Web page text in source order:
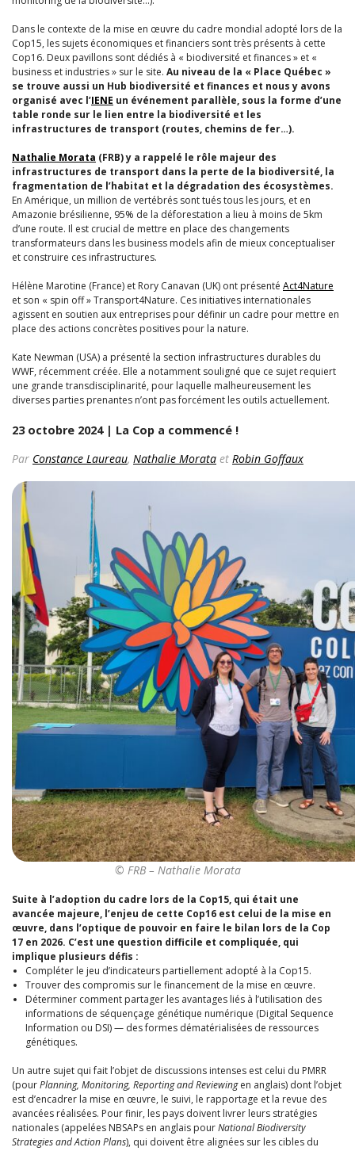
Dans le contexte de la mise en œuvre du cadre mondial adopté lors de la
Cop15, les sujets économiques et financiers sont très présents à cette
Cop16. Deux pavillons sont dédiés à « biodiversité et finances » et «
business et industries » sur le site. Au niveau de la « Place Québec »
se trouve aussi un Hub biodiversité et finances et nous y avons
organisé avec l’IENE un événement parallèle, sous la forme d’une
table ronde sur le lien entre la biodiversité et les
infrastructures de transport (routes, chemins de fer…).
Nathalie Morata (FRB) y a rappelé le rôle majeur des
infrastructures de transport dans la perte de la biodiversité, la
fragmentation de l’habitat et la dégradation des écosystèmes.
En Amérique, un million de vertébrés sont tués tous les jours, et en
Amazonie brésilienne, 95% de la déforestation a lieu à moins de 5km
d’une route. Il est crucial de mettre en place des changements
transformateurs dans les business models afin de mieux conceptualiser
et construire ces infrastructures.
Hélène Marotine (France) et Rory Canavan (UK) ont présenté Act4Nature
et son « spin off » Transport4Nature. Ces initiatives internationales
agissent en soutien aux entreprises pour définir un cadre pour mettre en
place des actions concrètes positives pour la nature.
Kate Newman (USA) a présenté la section infrastructures durables du
WWF, récemment créée. Elle a notamment souligné que ce sujet requiert
une grande transdisciplinarité, pour laquelle malheureusement les
diverses parties prenantes n’ont pas forcément les outils actuellement.
23 octobre 2024 | La Cop a commencé !
Par Constance Laureau, Nathalie Morata et Robin Goffaux
© FRB – Nathalie Morata
Suite à l’adoption du cadre lors de la Cop15, qui était une
avancée majeure, l’enjeu de cette Cop16 est celui de la mise en
œuvre, dans l’optique de pouvoir en faire le bilan lors de la Cop
17 en 2026. C’est une question difficile et compliquée, qui
implique plusieurs défis :
Compléter le jeu d’indicateurs partiellement adopté à la Cop15.
Trouver des compromis sur le financement de la mise en œuvre.
Déterminer comment partager les avantages liés à l’utilisation des
informations de séquençage génétique numérique (Digital Sequence
Information ou DSI)— des formes dématérialisées de ressources
génétiques.
Un autre sujet qui fait l’objet de discussions intenses est celui du PMRR
(pourPlanning, Monitoring, Reporting and Reviewingen anglais) dont l’objet
est d’encadrer la mise en œuvre, le suivi, le rapportage et la revue des
avancées réalisées. Pour finir, les pays doivent livrer leurs stratégies
nationales (appelées NBSAPs en anglais pourNational Biodiversity
Strategies and Action Plans), qui doivent être alignées sur les cibles du